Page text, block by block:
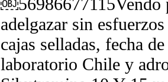
adelgazar sin
cajas selladas, fecha
laboratorio Chile y